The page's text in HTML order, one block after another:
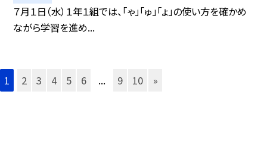
７月１日（水）１年１組では、「ゃ」「ゅ」「ょ」の使い方を確かめ
ながら学習を進め...
1 2 3 4 5 6 ... 9 10 »